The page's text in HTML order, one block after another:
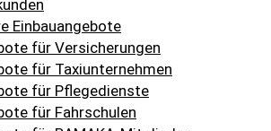
Einbauangebote
für Versicherungen
für Taxiunternehmen
für Pflegedienste
für Fahrschulen